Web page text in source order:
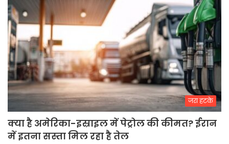
जरा हटके
क्या है अमेरिका-इस्राइल में पेट्रोल की कीमत? ईरान
में इतना सस्ता मिल रहा है तेल